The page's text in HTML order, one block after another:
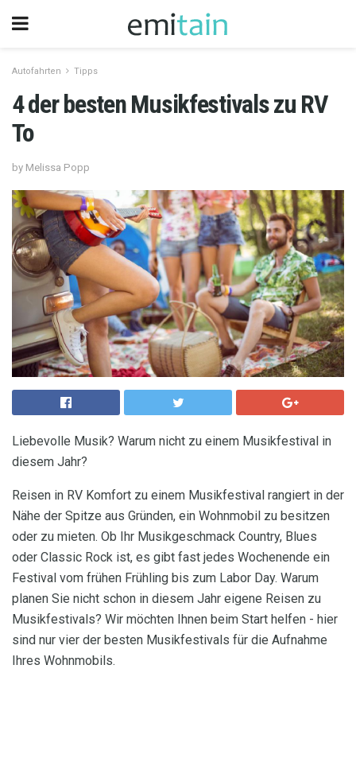
Autofahrten Tipps
4 der besten Musikfestivals zu RV
To
by Melissa Popp
Liebevolle Musik? Warum nicht zu einem Musikfestival in
diesem Jahr?
Reisen in RV Komfort zu einem Musikfestival rangiert in der
Nähe der Spitze aus Gründen, ein Wohnmobil zu besitzen
oder zu mieten. Ob Ihr Musikgeschmack Country, Blues
oder Classic Rock ist, es gibt fast jedes Wochenende ein
Festival vom frühen Frühling bis zum Labor Day. Warum
planen Sie nicht schon in diesem Jahr eigene Reisen zu
Musikfestivals? Wir möchten Ihnen beim Start helfen - hier
sind nur vier der besten Musikfestivals für die Aufnahme
Ihres Wohnmobils.